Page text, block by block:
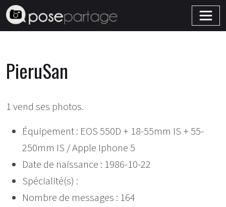
PieruSan
1 vend ses photos.
Équipement : EOS 550D + 18-55mm IS + 55-
250mm IS / Apple Iphone 5
Date de naissance : 1986-10-22
Spécialité(s) :
Nombre de messages : 164